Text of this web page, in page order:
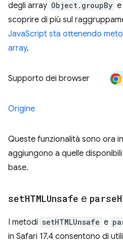
degli array Object.groupBy e
scoprire di più sul
JavaScript sta ottenendo
array.
Supporto dei browser
Origine
Queste funzionalità sono ora
aggiungono a quelle
base.
setHTMLUnsafe e parse
I metodi setHTMLUnsafe e
in Safari 17.4 consentono di